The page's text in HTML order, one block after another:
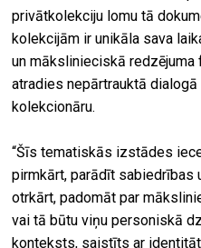
privātkolekciju lomu tā
kolekcijām ir unikāla sava
un mākslinieciskā
atradies nepārtrauktā
kolekcionāru.
“Šīs tematiskās izstādes
pirmkārt, parādīt sabiedrības
otrkārt, padomāt par
vai tā būtu viņu personiskā
konteksts, saistīts ar